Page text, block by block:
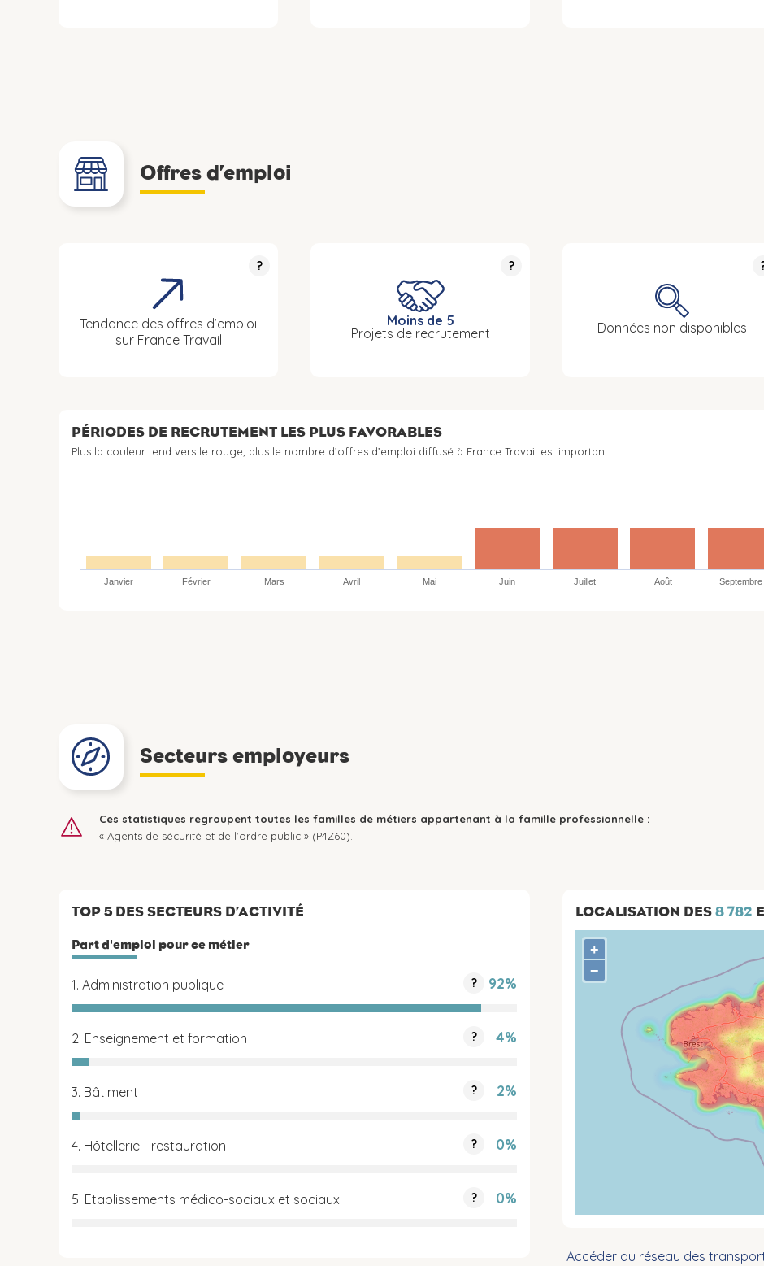
Offres d’emploi
?
Tendance des offres d’emploi
sur France Travail
?
Moins de 5
Projets de recrutement
Données non disponibles
PÉRIODES DE RECRUTEMENT LES PLUS FAVORABLES
Plus la couleur tend vers le rouge, plus le nombre d’offres d’emploi diffusé à France Travail est important.
Janvier Février Mars Avril Mai Juin Juillet Août Septembre
Secteurs employeurs
Ces statistiques regroupent toutes les familles de métiers appartenant à la famille professionnelle :
« Agents de sécurité et de l'ordre public » (P4Z60).
TOP 5 DES SECTEURS D’ACTIVITÉ
Part d'emploi pour ce métier
1. Administration publique ? 92%
2. Enseignement et formation ? 4%
3. Bâtiment ? 2%
4. Hôtellerie - restauration ? 0%
5. Etablissements médico-sociaux et sociaux ? 0%
LOCALISATION DES8 782
+
−
Accéder au réseau des